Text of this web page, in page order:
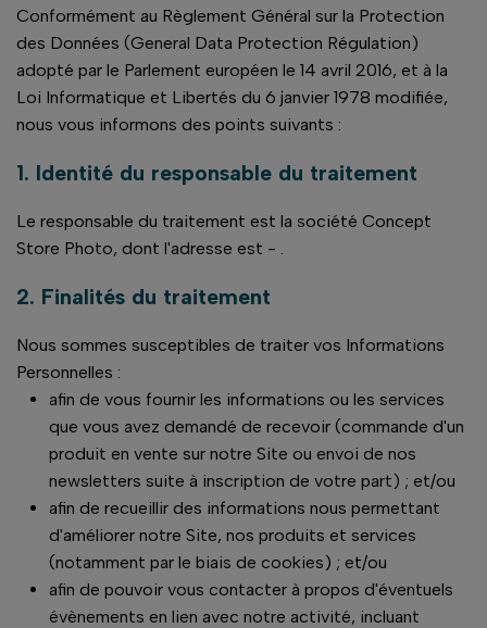
Conformément au Règlement Général sur la Protection
des Données (General Data Protection Régulation)
adopté par le Parlement européen le 14 avril 2016, et à la
Loi Informatique et Libertés du 6 janvier 1978 modifiée,
nous vous informons des points suivants :
1. Identité du responsable du traitement
Le responsable du traitement est la société Concept
Store Photo, dont l'adresse est - .
2. Finalités du traitement
Nous sommes susceptibles de traiter vos Informations
Personnelles :
afin de vous fournir les informations ou les services
que vous avez demandé de recevoir (commande d'un
produit en vente sur notre Site ou envoi de nos
newsletters suite à inscription de votre part) ; et/ou
afin de recueillir des informations nous permettant
d'améliorer notre Site, nos produits et services
(notamment par le biais de cookies) ; et/ou
afin de pouvoir vous contacter à propos d'éventuels
évènements en lien avec notre activité, incluant